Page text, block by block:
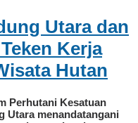
Utara dan
Kerja
Hutan
Perhutani Kesatuan
Utara menandatangani